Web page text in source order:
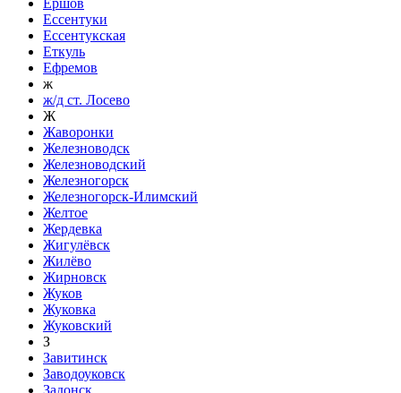
Ершов
Ессентуки
Ессентукская
Еткуль
Ефремов
ж
ж/д ст. Лосево
Ж
Жаворонки
Железноводск
Железноводский
Железногорск
Железногорск-Илимский
Желтое
Жердевка
Жигулёвск
Жилёво
Жирновск
Жуков
Жуковка
Жуковский
З
Завитинск
Заводоуковск
Задонск